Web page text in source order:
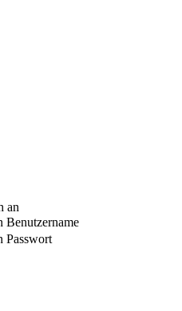
an
Benutzername
Passwort